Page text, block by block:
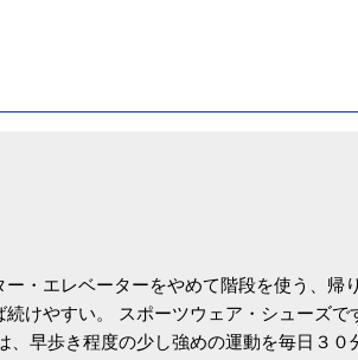
・エレベーターをやめて階段を使う、帰
けやすい。 スポーツウェア・シューズで
早歩き程度の少し強めの運動を毎日３０